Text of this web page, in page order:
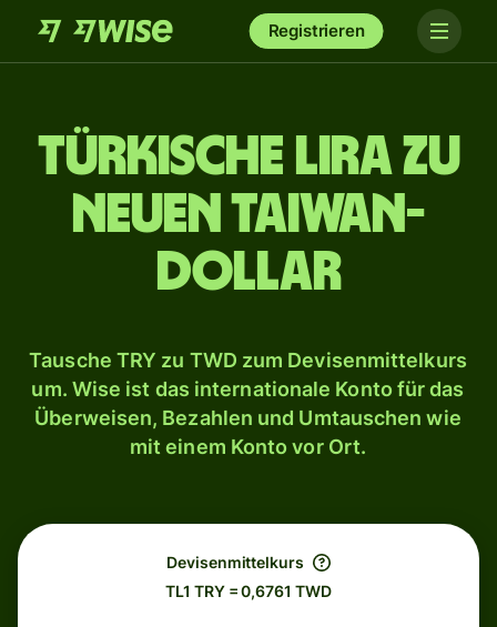
Registrieren
Türkische Lira zu
Neuen Taiwan-
Dollar
Tausche TRY zu TWD zum Devisenmittelkurs
um. Wise ist das internationale Konto für das
Überweisen, Bezahlen und Umtauschen wie
mit einem Konto vor Ort.
Devisenmittelkurs
TL1 TRY = 0,6761 TWD